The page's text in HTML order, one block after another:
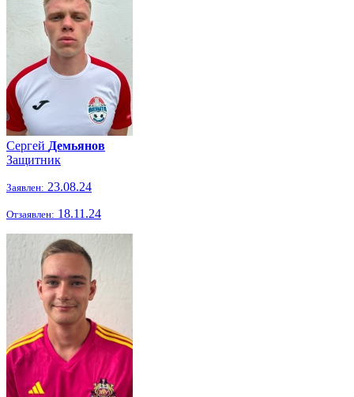
Сергей Демьянов
Защитник
Заявлен: 23.08.24
Отзаявлен: 18.11.24